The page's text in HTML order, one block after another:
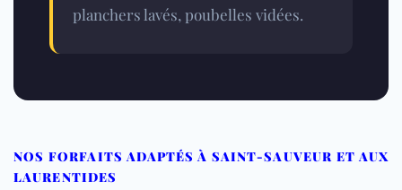
planchers lavés, poubelles vidées.
NOS FORFAITS ADAPTÉS À SAINT-SAUVEUR ET AUX
LAURENTIDES